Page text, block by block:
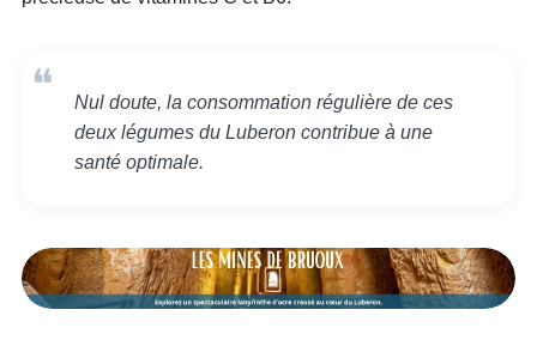
Nul doute, la consommation régulière de ces
deux légumes du Luberon contribue à une
santé optimale.